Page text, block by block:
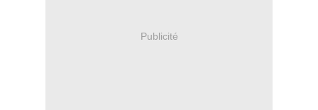
Publicité